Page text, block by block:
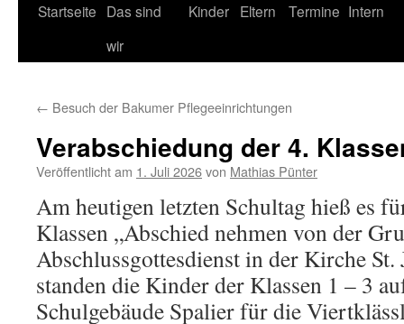
Startseite Das sind
wir
Kinder Eltern Termine Intern
← Besuch der Bakumer Pflegeeinrichtungen
Verabschiedung der 4.
Veröffentlicht am 1. Juli 2026von Mathias Pünter
Am heutigen letzten Schultag hieß es
Klassen „Abschied nehmen von der
Abschlussgottesdienst in der Kirche St.
standen die Kinder der Klassen 1 – 3
Schulgebäude Spalier für die